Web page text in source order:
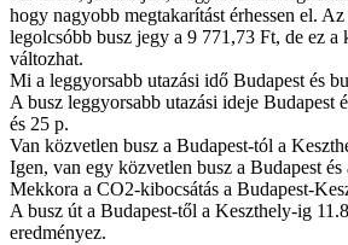
hogy nagyobb megtakarítást érhessen el.
legolcsóbb busz jegy a 9 771,73 Ft, de ez a
változhat.
Mi a leggyorsabb utazási idő Budapest és
A busz leggyorsabb utazási ideje Budapest
és 25 p.
Van közvetlen busz a Budapest-tól a
Igen, van egy közvetlen busz a Budapest
Mekkora a CO2-kibocsátás a Budapest-
A busz út a Budapest-től a Keszthely-ig
eredményez.